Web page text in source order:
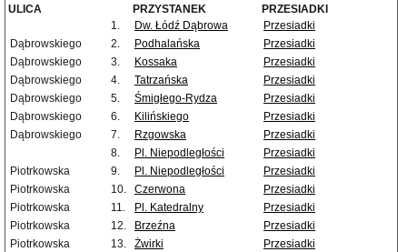
ULICA PRZYSTANEK
PRZESIADKI
1.
Dw. Łódź Dąbrowa
Przesiadki
Dąbrowskiego
2. Podhalańska
Przesiadki
Dąbrowskiego
3. Kossaka
Przesiadki
Dąbrowskiego
4. Tatrzańska
Przesiadki
Dąbrowskiego
5. Śmigłego-Rydza
Przesiadki
Dąbrowskiego
6. Kilińskiego
Przesiadki
Dąbrowskiego
7. Rzgowska
Przesiadki
8.
Pl. Niepodległości
Przesiadki
Piotrkowska
9. Pl. Niepodległości
Przesiadki
Piotrkowska
10. Czerwona
Przesiadki
Piotrkowska
11. Pl. Katedralny
Przesiadki
Piotrkowska
12. Brzeźna
Przesiadki
Piotrkowska
13. Żwirki
Przesiadki